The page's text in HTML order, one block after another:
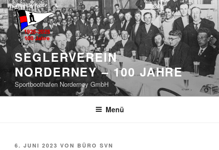
Zum
Inhalt
springen
SEGLERVEREIN
NORDERNEY – 100 JAHRE
Sportboothafen Norderney GmbH
Menü
VERÖFFENTLICHT
6. JUNI 2023 VON BÜRO SVN